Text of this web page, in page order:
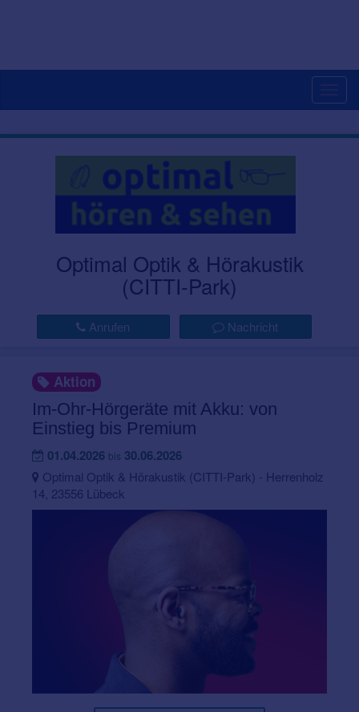
Optimal Optik & Hörakustik
(CITTI-Park)
Anrufen Nachricht
Aktion
Im-Ohr-Hörgeräte mit Akku: von
Einstieg bis Premium
01.04.2026 bis 30.06.2026
Optimal Optik & Hörakustik (CITTI-Park) - Herrenholz
14, 23556 Lübeck